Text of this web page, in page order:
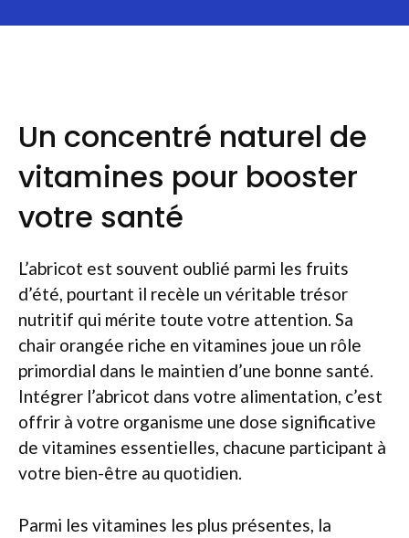
Un concentré naturel de
vitamines pour booster
votre santé
L’abricot est souvent oublié parmi les fruits
d’été, pourtant il recèle un véritable trésor
nutritif qui mérite toute votre attention. Sa
chair orangée riche en vitamines joue un rôle
primordial dans le maintien d’une bonne santé.
Intégrer l’abricot dans votre alimentation, c’est
offrir à votre organisme une dose significative
de vitamines essentielles, chacune participant à
votre bien-être au quotidien.
Parmi les vitamines les plus présentes, la